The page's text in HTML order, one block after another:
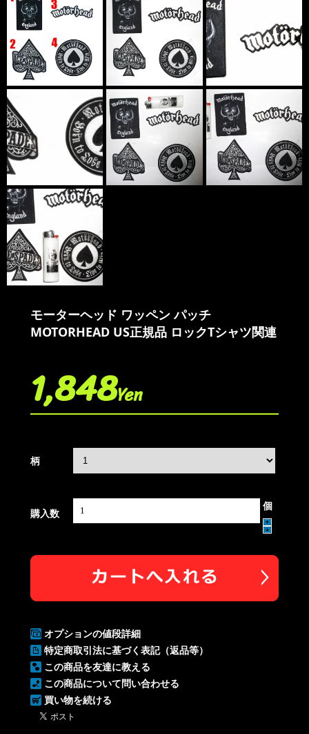
モーターヘッド ワッペン パッチ
MOTORHEAD US正規品 ロックTシャツ関連
1,848Yen
柄
購入数
個
オプションの値段詳細
特定商取引法に基づく表記（返品等）
この商品を友達に教える
この商品について問い合わせる
買い物を続ける